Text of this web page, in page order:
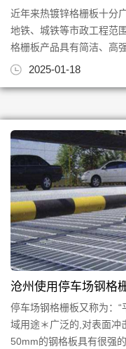
近年来热镀锌格栅板十分
地铁、城铁等市政工程范
格栅板产品具有简洁、高
可用于吊顶、室内外装潢...
2025-01-18
沧州使用停车场钢格
停车场钢格栅板又称为：
域用途＊广泛的,对表面冲
50mm的钢格板具有很强